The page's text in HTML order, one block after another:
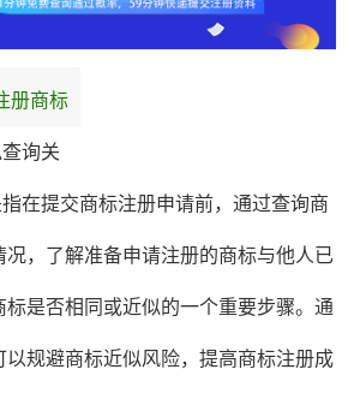
册商标
查询关
在提交商标注册申请前，通过查询商
况，了解准备申请注册的商标与他人已
标是否相同或近似的一个重要步骤。通
以规避商标近似风险，提高商标注册成